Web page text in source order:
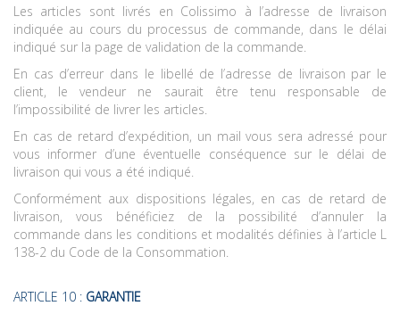
Les articles sont livrés en Colissimo à l’adresse de livraison
indiquée au cours du processus de commande, dans le délai
indiqué sur la page de validation de la commande.
En cas d’erreur dans le libellé de l’adresse de livraison par le
client, le vendeur ne saurait être tenu responsable de
l’impossibilité de livrer les articles.
En cas de retard d’expédition, un mail vous sera adressé pour
vous informer d’une éventuelle conséquence sur le délai de
livraison qui vous a été indiqué.
Conformément aux dispositions légales, en cas de retard de
livraison, vous bénéficiez de la possibilité d’annuler la
commande dans les conditions et modalités définies à l’article L
138-2 du Code de la Consommation.
ARTICLE 10 : GARANTIE